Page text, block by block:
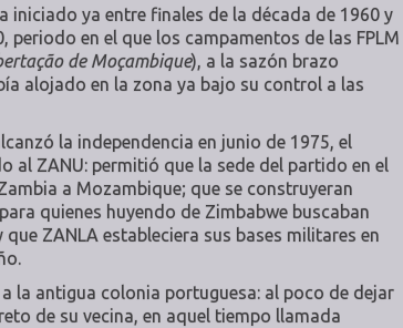
iniciado ya entre finales de la década de 1960 y
periodo en el que los campamentos de las FPLM
de Moçambique), a la sazón brazo
alojado en la zona ya bajo su control a las
la independencia en junio de 1975, el
al ZANU: permitió que la sede del partido en el
a Mozambique; que se construyeran
quienes huyendo de Zimbabwe buscaban
ZANLA estableciera sus bases militares en
la antigua colonia portuguesa: al poco de dejar
de su vecina, en aquel tiempo llamada